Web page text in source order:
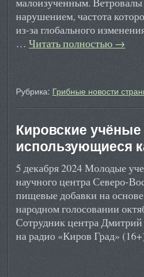
нарушением, частота
из-за глобального
… Читать полностью →
Рубрика: Грибные новости
Кировские
использующиеся
5 декабря 2024 Молодые
научного центра Северо-
пищевые добавки на
народном голосовании
Сотрудник центра Дмитрий
на радио «Киров Град»